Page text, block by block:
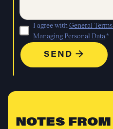
I agree with General
Managing Personal Data.*
NOTES